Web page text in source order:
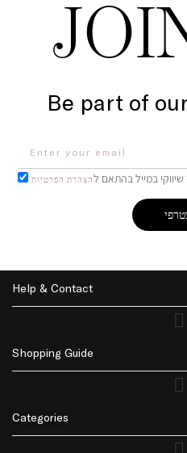
Be part of
במייל בהתאם להצהרת הפרטיות
Help & Contact
Shopping Guide
Categories